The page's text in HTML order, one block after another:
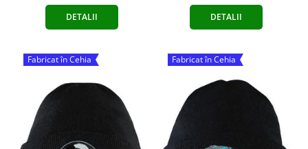
DETALII DETALII
Fabricat în Cehia Fabricat în Cehia